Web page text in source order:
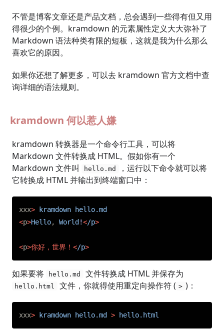
不管是博客文章还是产品文档，总会遇到一些得有但又用
得很少的个例。kramdown 的元素属性定义大大弥补了
Markdown 语法种类有限的短板，这就是我为什么那么
喜欢它的原因。
如果你还想了解更多，可以去 kramdown 官方文档中查
询详细的语法规则。
kramdown 何以惹人嫌
kramdown 转换器是一个命令行工具，可以将
Markdown 文件转换成 HTML。假如你有一个
Markdown 文件叫
hello.md
，运行以下命令就可以将
它转换成 HTML 并输出到终端窗口中：
xxx> kramdown
hello.md
<p>Hello, World !</p>
<p>你好，世界！</p>
如果要将 hello.md 文件转换成 HTML 并保存为
hello.html 文件，你就得使用重定向操作符 ( > )：
xxx> kramdown hello.md > hello.html